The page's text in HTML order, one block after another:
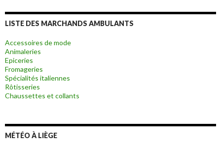
LISTE DES MARCHANDS AMBULANTS
Accessoires de mode
Animaleries
Epiceries
Fromageries
Spécialités italiennes
Rôtisseries
Chaussettes et collants
MÉTÉO À LIÈGE